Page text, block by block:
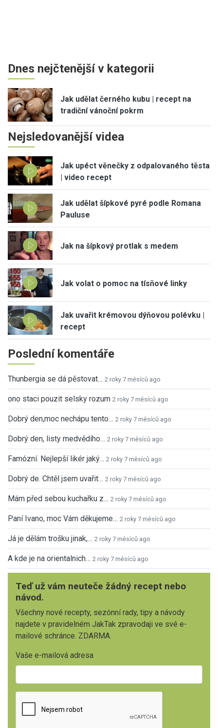
Dnes nejčtenější v kategorii
Jak udělat černého kubu | recept na
tradiční vánoční pokrm
Nejsledovanější videa
Jak upéct věnečky z odpalovaného těsta
| video recept
Jak udělat šípkové pyré podle Romana
Pauluse
Jak na šípkový protlak s medem
Jak volat o pomoc na tísňové linky
Jak uvařit krémovou dýňovou polévku |
recept
Poslední komentáře
Thunbergia se dá pěstovat… 2 roky 7 měsíců ago
ono staci pouzit selsky rozum 2 roky 7 měsíců ago
Dobrý den,moc nechápu tento… 2 roky 7 měsíců ago
Dobrý den, listy medvědího… 2 roky 7 měsíců ago
Famózní. Nejlepší likér jaký… 2 roky 7 měsíců ago
Dobrý de. Chtěl jsem uvařit… 2 roky 7 měsíců ago
Mám před sebou kuchařku z… 2 roky 7 měsíců ago
Paní Ivano, moc Vám děkujeme… 2 roky 7 měsíců ago
Já je dělám trošku jinak,… 2 roky 7 měsíců ago
A kde je na orientalnich… 2 roky 7 měsíců ago
Teď už vám neuteče žádný recept nebo
návod.
Všechny nové recepty, sezónní rady, tipy a návody
najdete v pravidelném JakTak zpravodaji ve své e-
mailové schránce. ZDARMA.
Vaše e-mailová adresa